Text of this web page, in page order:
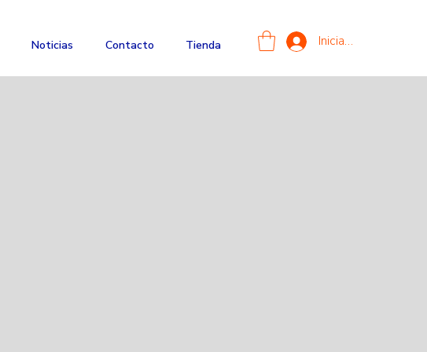
Noticias Contacto Tienda Iniciar sesión